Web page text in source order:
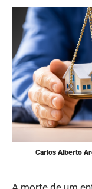
Carlos Alberto